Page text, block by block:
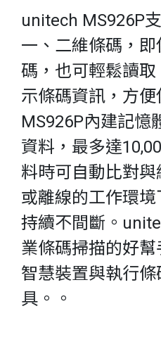
unitech MS926P
一、二維條碼，
碼，也可輕鬆讀取
示條碼資訊，方便
MS926P內建記憶
資料，最多達
料時可自動比對
或離線的工作環
持續不間斷。
業條碼掃描的好
智慧裝置與執行
具。。